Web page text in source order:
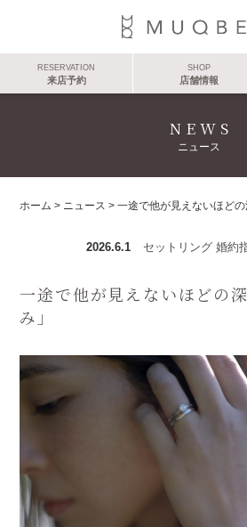
RESERVATION
来店予約
SHOP
店舗情報
NEWS
ニュース
ホーム > ニュース >一途で他が見えないほどの
2026.6.1 セットリング 婚約
一途で他が見えないほどの
み」